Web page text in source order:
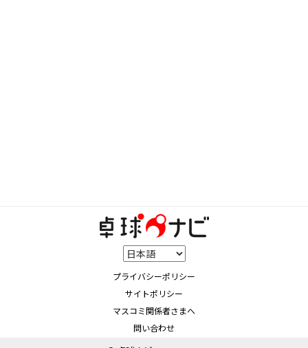
プライバシーポリシー
サイトポリシー
マスコミ関係者さまへ
問い合わせ